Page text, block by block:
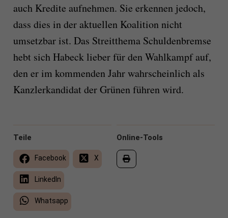
auch Kredite aufnehmen. Sie erkennen jedoch,
dass dies in der aktuellen Koalition nicht
umsetzbar ist. Das Streitthema Schuldenbremse
hebt sich Habeck lieber für den Wahlkampf auf,
den er im kommenden Jahr wahrscheinlich als
Kanzlerkandidat der Grünen führen wird.
Online-Tools
Teile
Facebook X
LinkedIn
Whatsapp